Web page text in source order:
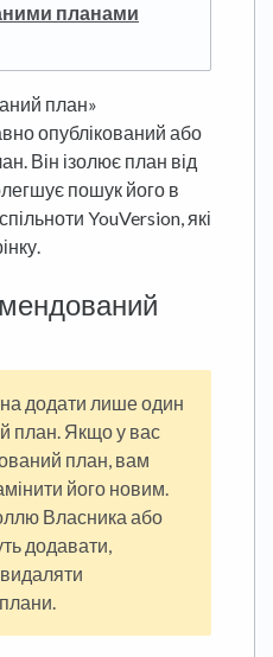
планами
план»
опублікований або
Він ізолює план від
пошук його в
YouVersion, які
додати лише один
план. Якщо у вас
план, вам
його новим.
Власника або
додавати,